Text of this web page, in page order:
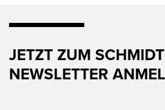
JETZT ZUM
NEWSLETTER